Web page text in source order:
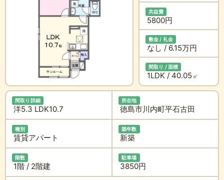
共益費
5800円
敷金 / 礼金
なし / 6.15万円
間取り / 面積
1LDK / 40.05 ㎡
間取り詳細
洋5.3 LDK10.7
所在地
徳島市川内町平石古田
種別
賃貸アパート
築年数
新築
階数
1階 / 2階建
駐車場
3850円